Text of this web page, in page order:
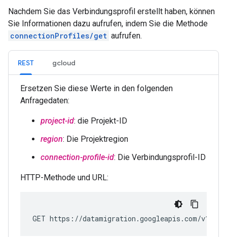
Nachdem Sie das Verbindungsprofil erstellt haben, können
Sie Informationen dazu aufrufen, indem Sie die Methode
connectionProfiles/get aufrufen.
REST gcloud
Ersetzen Sie diese Werte in den folgenden
Anfragedaten:
project-id: die Projekt-ID
region: Die Projektregion
connection-profile-id: Die Verbindungsprofil-ID
HTTP-Methode und URL:
GET https://datamigration.googleapis.com/v1/